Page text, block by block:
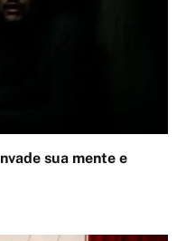
sua mente e